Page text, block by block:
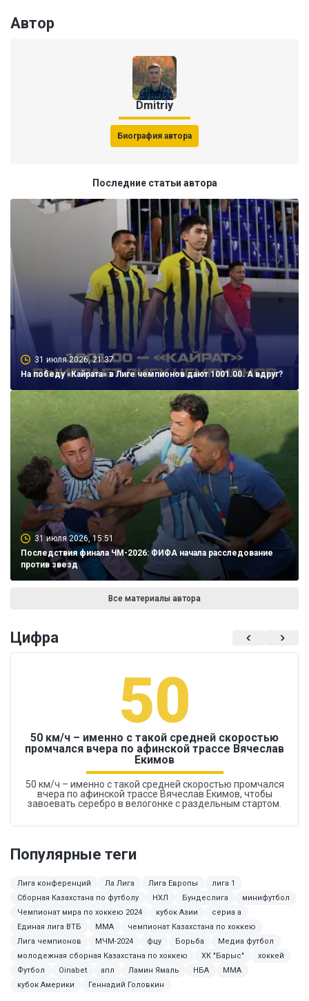
Автор
Dmitriy
Биография автора
Последние статьи автора
31 июля 2026, 21:37
На победу «Кайрата» в Лиге чемпионов дают 1001.00. А вдруг?
31 июля 2026, 15:51
Последствия финала ЧМ-2026: ФИФА начала расследование
против звезд
Все материалы автора
Цифра
50
50 км/ч – именно с такой средней скоростью
промчался вчера по афинской трассе Вячеслав
Екимов
50 км/ч – именно с такой средней скоростью промчался
вчера по афинской трассе Вячеслав Екимов, чтобы
завоевать серебро в велогонке с раздельным стартом.
Популярные теги
Лига конференций Ла Лига Лига Европы
лига 1
Сборная Казахстана по футболу
НХЛ Бундеслига
минифутбол
Чемпионат мира по хоккею 2024
кубок Азии
сериа а
Единая лига ВТБ
ММА
чемпионат Казахстана по хоккею
Лига чемпионов
МЧМ-2024 фцу Борьба
Медиа футбол
молодежная сборная Казахстана по хоккею
ХК "Барыс"
хоккей
Футбол
Oinabet апл Ламин Ямаль НБА
MMA
кубок Америки
Геннадий Головкин